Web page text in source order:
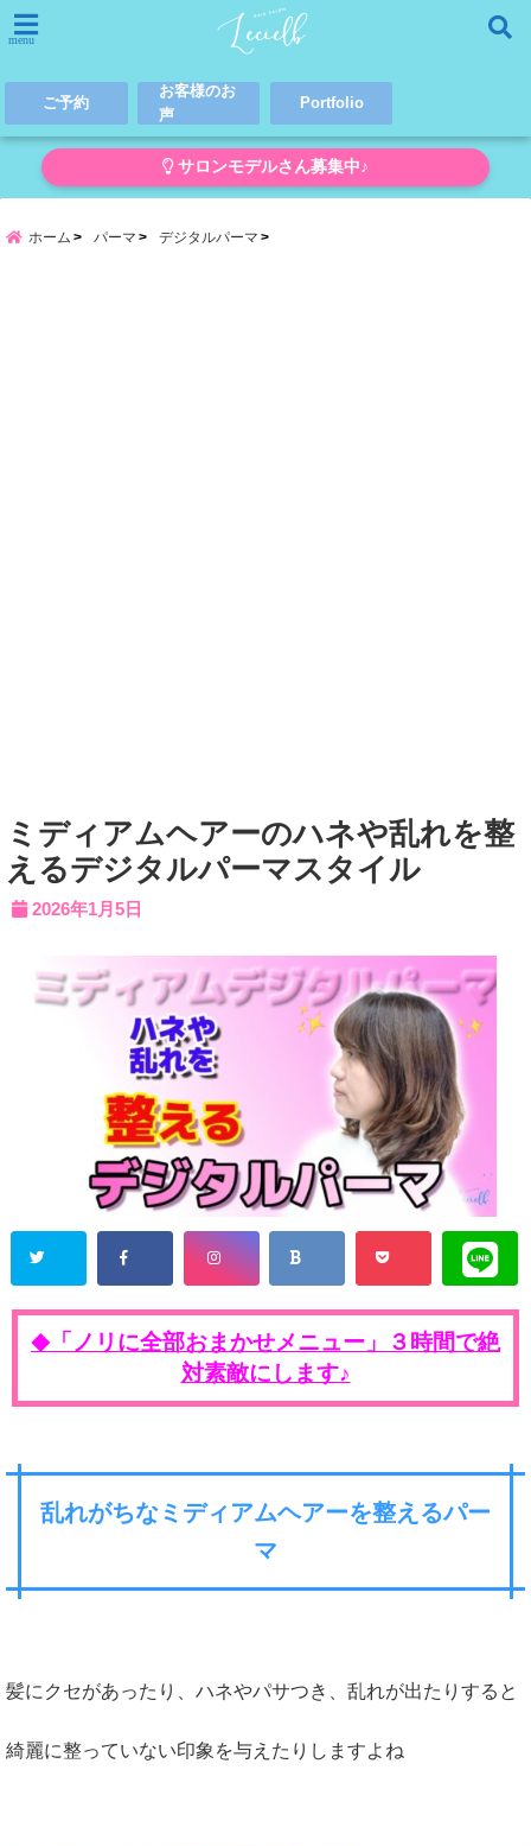
menu
ご予約
お客様のお
声
Portfolio
サロンモデルさん募集中♪
ホーム パーマ デジタルパーマ
ミディアムヘアーのハネや乱れを整
えるデジタルパーマスタイル
2026年1月5日
◆
「ノリに全部おまかせメニュー」３時間で絶
対素敵にします♪
乱れがちなミディアムヘアーを整えるパー
マ
髪にクセがあったり、ハネやパサつき、乱れが出たりすると
綺麗に整っていない印象を与えたりしますよね